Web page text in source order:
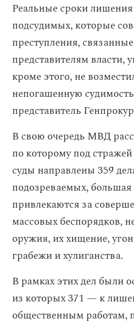
Реальные сроки
подсудимых, которые
преступления,
представителям
кроме этого, не
непогашенную
представитель
В свою очередь МВД
по которому под
суды направлены 359
подозреваемых, большая
привлекаются за
массовых беспорядков,
оружия, их хищение,
грабежи и хулиганства.
В рамках этих дел были
из которых 371 — к
общественным